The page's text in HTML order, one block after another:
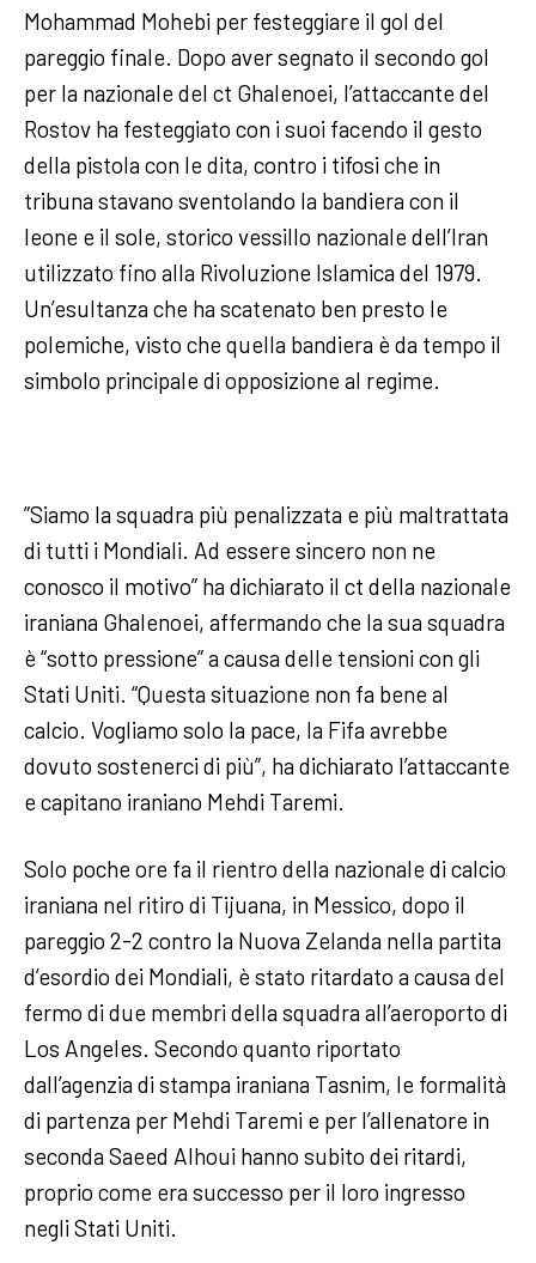
Mohammad Mohebi per festeggiare il gol del
pareggio finale. Dopo aver segnato il secondo gol
per la nazionale del ct Ghalenoei, l’attaccante del
Rostov ha festeggiato con i suoi facendo il gesto
della pistola con le dita, contro i tifosi che in
tribuna stavano sventolando la bandiera con il
leone e il sole, storico vessillo nazionale dell’Iran
utilizzato fino alla Rivoluzione Islamica del 1979.
Un’esultanza che ha scatenato ben presto le
polemiche, visto che quella bandiera è da tempo il
simbolo principale di opposizione al regime.
”Siamo la squadra più penalizzata e più maltrattata
di tutti i Mondiali. Ad essere sincero non ne
conosco il motivo” ha dichiarato il ct della nazionale
iraniana Ghalenoei, affermando che la sua squadra
è “sotto pressione” a causa delle tensioni con gli
Stati Uniti. “Questa situazione non fa bene al
calcio. Vogliamo solo la pace, la Fifa avrebbe
dovuto sostenerci di più”, ha dichiarato l’attaccante
e capitano iraniano Mehdi Taremi.
Solo poche ore fa il rientro della nazionale di calcio
iraniana nel ritiro di Tijuana, in Messico, dopo il
pareggio 2-2 contro la Nuova Zelanda nella partita
d’esordio dei Mondiali, è stato ritardato a causa del
fermo di due membri della squadra all’aeroporto di
Los Angeles. Secondo quanto riportato
dall’agenzia di stampa iraniana Tasnim, le formalità
di partenza per Mehdi Taremi e per l’allenatore in
seconda Saeed Alhoui hanno subito dei ritardi,
proprio come era successo per il loro ingresso
negli Stati Uniti.